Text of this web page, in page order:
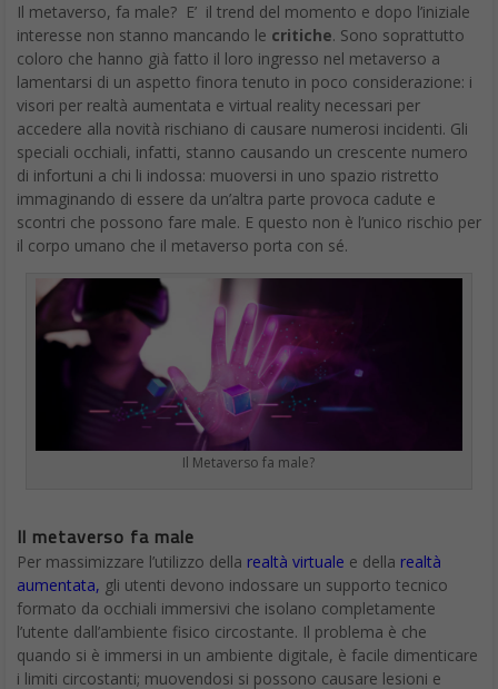
Il metaverso, fa male? E’ il trend del momento e dopo l’iniziale
interesse non stanno mancando le critiche. Sono soprattutto
coloro che hanno già fatto il loro ingresso nel metaverso a
lamentarsi di un aspetto finora tenuto in poco considerazione: i
visori per realtà aumentata e virtual reality necessari per
accedere alla novità rischiano di causare numerosi incidenti. Gli
speciali occhiali, infatti, stanno causando un crescente numero
di infortuni a chi li indossa: muoversi in uno spazio ristretto
immaginando di essere da un’altra parte provoca cadute e
scontri che possono fare male. E questo non è l’unico rischio per
il corpo umano che il metaverso porta con sé.
Il Metaverso fa male?
Il metaverso fa male
Per massimizzare l’utilizzo della realtà virtuale e della realtà
aumentata, gli utenti devono indossare un supporto tecnico
formato da occhiali immersivi che isolano completamente
l’utente dall’ambiente fisico circostante. Il problema è che
quando si è immersi in un ambiente digitale, è facile dimenticare
i limiti circostanti; muovendosi si possono causare lesioni e